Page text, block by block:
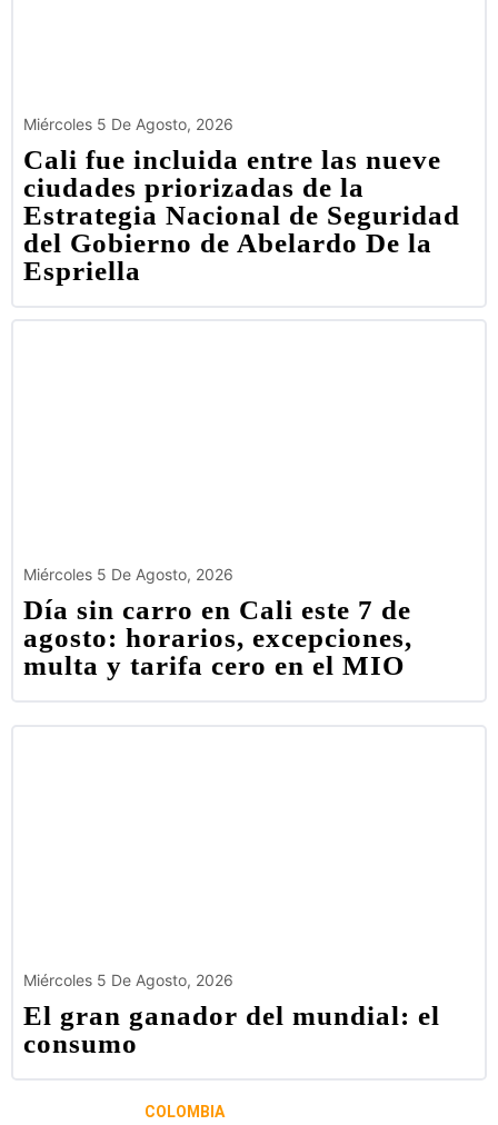
Miércoles 5 De Agosto, 2026
Cali fue incluida entre las nueve
ciudades priorizadas de la
Estrategia Nacional de Seguridad
del Gobierno de Abelardo De la
Espriella
Miércoles 5 De Agosto, 2026
Día sin carro en Cali este 7 de
agosto: horarios, excepciones,
multa y tarifa cero en el MIO
Miércoles 5 De Agosto, 2026
El gran ganador del mundial: el
consumo
COLOMBIA